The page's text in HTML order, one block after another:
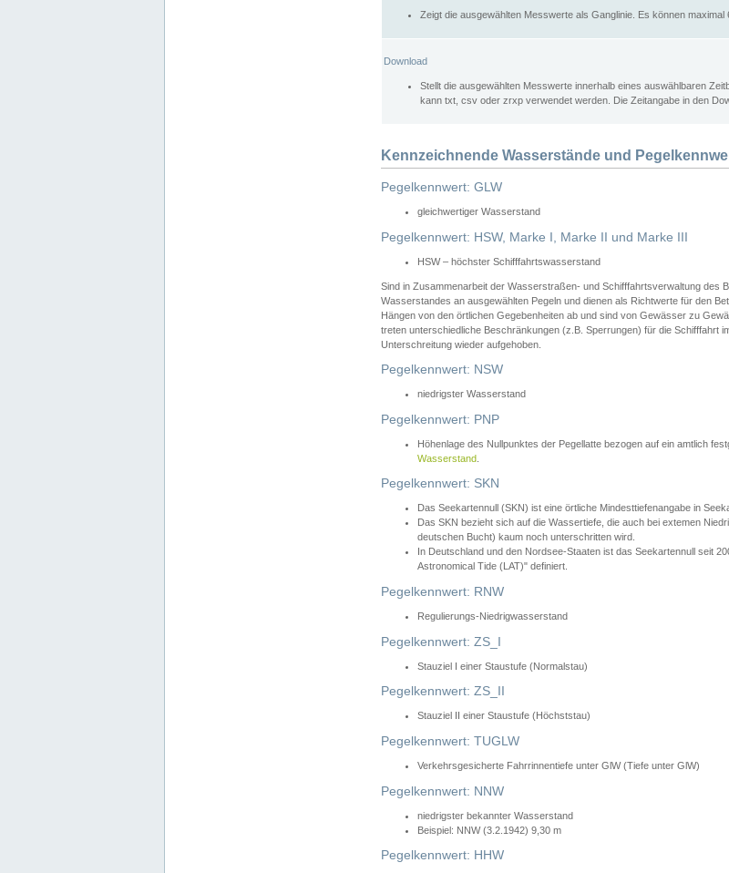
Zeigt die ausgewählten Messwerte als Ganglinie. Es können maximal
Download
Stellt die ausgewählten Messwerte innerhalb eines auswählbaren
kann txt, csv oder zrxp verwendet werden. Die Zeitangabe in den
Kennzeichnende Wasserstände und
Pegelkennwert: GLW
gleichwertiger Wasserstand
Pegelkennwert: HSW, Marke I, Marke II und Marke III
HSW – höchster Schifffahrtswasserstand
Sind in Zusammenarbeit der Wasserstraßen- und Schifffahrtsverwaltung des
Wasserstandes an ausgewählten Pegeln und dienen als Richtwerte für den
Hängen von den örtlichen Gegebenheiten ab und sind von Gewässer zu
treten unterschiedliche Beschränkungen (z.B. Sperrungen) für die Schifffahrt
Unterschreitung wieder aufgehoben.
Pegelkennwert: NSW
niedrigster Wasserstand
Pegelkennwert: PNP
Höhenlage des Nullpunktes der Pegellatte bezogen auf ein amtlich
Wasserstand
Pegelkennwert: SKN
Das Seekartennull (SKN) ist eine örtliche Mindesttiefenangabe in
Das SKN bezieht sich auf die Wassertiefe, die auch bei extemen
deutschen Bucht) kaum noch unterschritten wird.
In Deutschland und den Nordsee-Staaten ist das Seekartennull seit
Astronomical Tide (LAT)" definiert.
Pegelkennwert: RNW
Regulierungs-Niedrigwasserstand
Pegelkennwert: ZS_I
Stauziel I einer Staustufe (Normalstau)
Pegelkennwert: ZS_II
Stauziel II einer Staustufe (Höchststau)
Pegelkennwert: TUGLW
Verkehrsgesicherte Fahrrinnentiefe unter GlW (Tiefe unter GlW)
Pegelkennwert: NNW
niedrigster bekannter Wasserstand
Beispiel: NNW (3.2.1942) 9,30 m
Pegelkennwert: HHW